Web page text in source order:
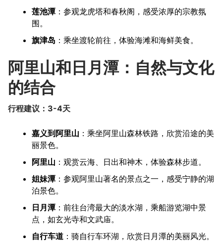
莲池潭：参观龙虎塔和春秋阁，感受浓厚的宗教氛
围。
旗津岛 ：乘坐渡轮前往，体验海滩和海鲜美食。
阿里山和日月潭：自然与文化
的结合
行程建议：3-4天
嘉义到阿里山 ：乘坐阿里山森林铁路，欣赏沿途的美
丽景色。
阿里山 ：观赏云海、日出和神木，体验森林步道。
姐妹潭：参观阿里山著名的景点之一，感受宁静的湖
泊景色。
日月潭：前往台湾最大的淡水湖，乘船游览湖中景
点，如玄光寺和文武庙。
自行车道 ：骑自行车环湖，欣赏日月潭的美丽风光。